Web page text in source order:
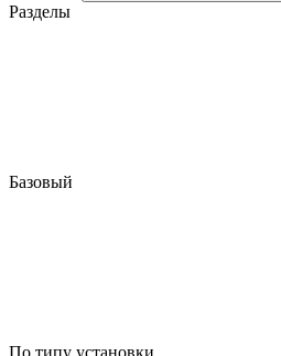
Разделы
Базовый
По типу установки